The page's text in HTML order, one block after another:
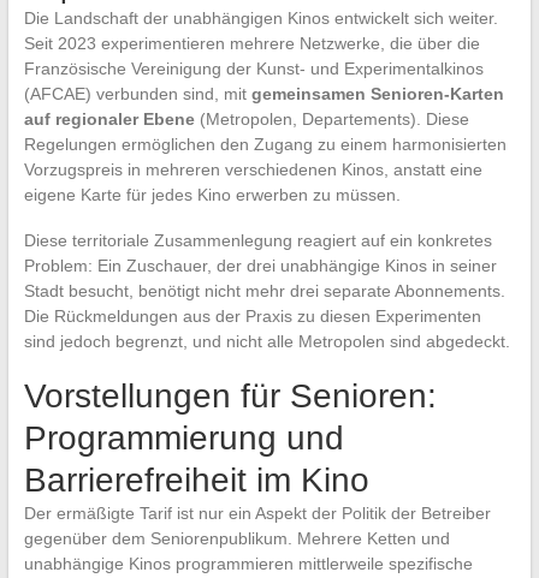
Die Landschaft der unabhängigen Kinos entwickelt sich weiter.
Seit 2023 experimentieren mehrere Netzwerke, die über die
Französische Vereinigung der Kunst- und Experimentalkinos
(AFCAE) verbunden sind, mit gemeinsamen Senioren-Karten
auf regionaler Ebene(Metropolen, Departements). Diese
Regelungen ermöglichen den Zugang zu einem harmonisierten
Vorzugspreis in mehreren verschiedenen Kinos, anstatt eine
eigene Karte für jedes Kino erwerben zu müssen.
Diese territoriale Zusammenlegung reagiert auf ein konkretes
Problem: Ein Zuschauer, der drei unabhängige Kinos in seiner
Stadt besucht, benötigt nicht mehr drei separate Abonnements.
Die Rückmeldungen aus der Praxis zu diesen Experimenten
sind jedoch begrenzt, und nicht alle Metropolen sind abgedeckt.
Vorstellungen für Senioren:
Programmierung und
Barrierefreiheit im Kino
Der ermäßigte Tarif ist nur ein Aspekt der Politik der Betreiber
gegenüber dem Seniorenpublikum. Mehrere Ketten und
unabhängige Kinos programmieren mittlerweile spezifische